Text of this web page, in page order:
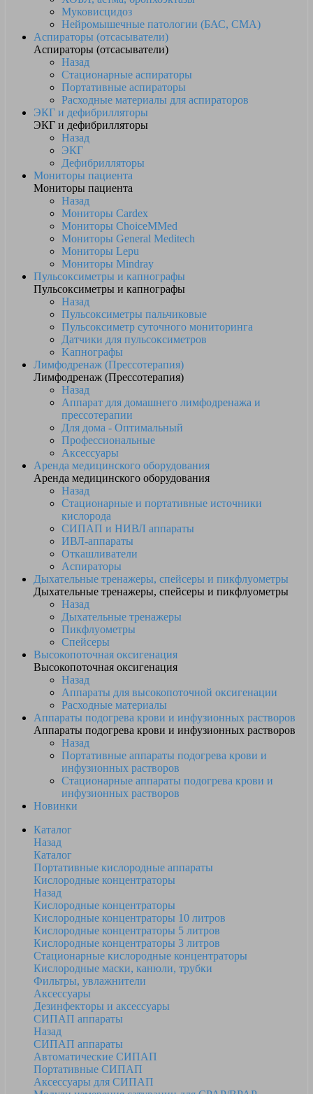
Муковисцидоз
Нейромышечные патологии (БАС, СМА)
Аспираторы (отсасыватели)
Аспираторы (отсасыватели)
Назад
Стационарные аспираторы
Портативные аспираторы
Расходные материалы для аспираторов
ЭКГ и дефибрилляторы
ЭКГ и дефибрилляторы
Назад
ЭКГ
Дефибрилляторы
Мониторы пациента
Мониторы пациента
Назад
Мониторы Cardex
Мониторы ChoiceMMed
Мониторы General Meditech
Мониторы Lepu
Мониторы Mindray
Пульсоксиметры и капнографы
Пульсоксиметры и капнографы
Назад
Пульсоксиметры пальчиковые
Пульсоксиметр суточного мониторинга
Датчики для пульсоксиметров
Kапнографы
Лимфодренаж (Прессотерапия)
Лимфодренаж (Прессотерапия)
Назад
Аппарат для домашнего лимфодренажа и
прессотерапии
Для дома - Оптимальный
Профессиональные
Аксессуары
Аренда медицинского оборудования
Аренда медицинского оборудования
Назад
Стационарные и портативные источники
кислорода
СИПАП и НИВЛ аппараты
ИВЛ-аппараты
Откашливатели
Аспираторы
Дыхательные тренажеры, спейсеры и пикфлуометры
Дыхательные тренажеры, спейсеры и пикфлуометры
Назад
Дыхательные тренажеры
Пикфлуометры
Спейсеры
Высокопоточная оксигенация
Высокопоточная оксигенация
Назад
Аппараты для высокопоточной оксигенации
Расходные материалы
Аппараты подогрева крови и инфузионных растворов
Аппараты подогрева крови и инфузионных растворов
Назад
Портативные аппараты подогрева крови и
инфузионных растворов
Стационарные аппараты подогрева крови и
инфузионных растворов
Новинки
Каталог
Назад
Каталог
Портативные кислородные аппараты
Кислородные концентраторы
Назад
Кислородные концентраторы
Кислородные концентраторы 10 литров
Кислородные концентраторы 5 литров
Кислородные концентраторы 3 литров
Стационарные кислородные концентраторы
Кислородные маски, канюли, трубки
Фильтры, увлажнители
Аксессуары
Дезинфекторы и аксессуары
СИПАП аппараты
Назад
СИПАП аппараты
Автоматические СИПАП
Портативные СИПАП
Аксессуары для СИПАП